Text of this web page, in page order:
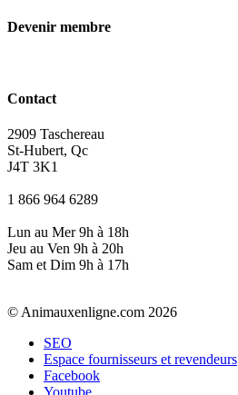
Devenir membre
Contact
2909 Taschereau
St-Hubert, Qc
J4T 3K1
1 866 964 6289
Lun au Mer 9h à 18h
Jeu au Ven 9h à 20h
Sam et Dim 9h à 17h
© Animauxenligne.com 2026
SEO
Espace fournisseurs et revendeurs
Facebook
Youtube